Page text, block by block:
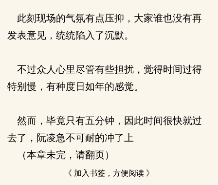
此刻现场的气氛有点压抑，大家谁也没有再
发表意见，统统陷入了沉默。
不过众人心里尽管有些担扰，觉得时间过得
特别慢，有种度日如年的感觉。
然而，毕竟只有五分钟，因此时间很快就过
去了，阮凌急不可耐的冲了上
（本章未完，请翻页）
《 加入书签，方便阅读 》